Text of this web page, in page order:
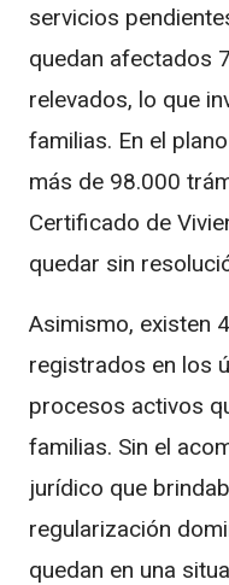
servicios
quedan afectados
relevados, lo que
familias. En el
más de 98.000
Certificado de
quedar sin
Asimismo, existen
registrados en los
procesos activos
familias. Sin el
jurídico que
regularización
quedan en una